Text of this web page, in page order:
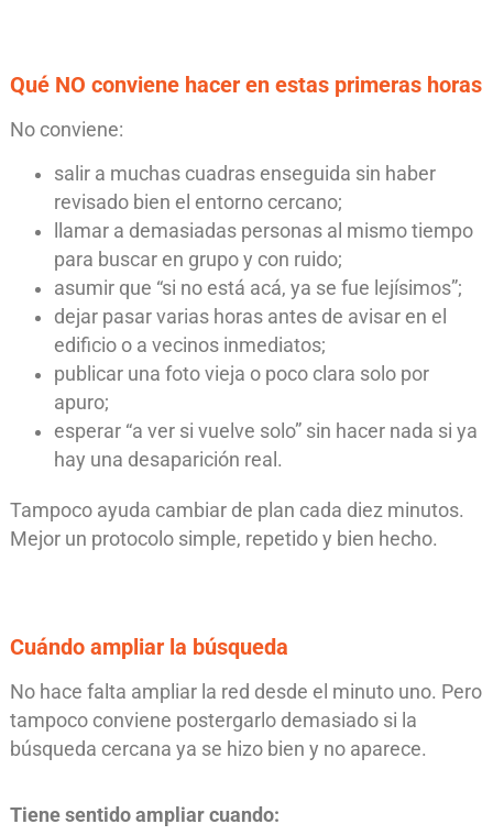
Qué NO conviene hacer en estas primeras horas
No conviene:
salir a muchas cuadras enseguida sin haber
revisado bien el entorno cercano;
llamar a demasiadas personas al mismo tiempo
para buscar en grupo y con ruido;
asumir que “si no está acá, ya se fue lejísimos”;
dejar pasar varias horas antes de avisar en el
edificio o a vecinos inmediatos;
publicar una foto vieja o poco clara solo por
apuro;
esperar “a ver si vuelve solo” sin hacer nada si ya
hay una desaparición real.
Tampoco ayuda cambiar de plan cada diez minutos.
Mejor un protocolo simple, repetido y bien hecho.
Cuándo ampliar la búsqueda
No hace falta ampliar la red desde el minuto uno. Pero
tampoco conviene postergarlo demasiado si la
búsqueda cercana ya se hizo bien y no aparece.
Tiene sentido ampliar cuando: